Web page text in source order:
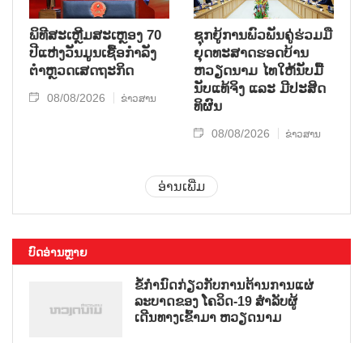
ພິທີສະເຫຼີມສະເຫຼອງ 70
ປີແຫ່ງວັນມູນເຊື້ອກຳລັງ
ຕຳຫຼວດເສດຖະກິດ
08/08/2026 ຂ່າວສານ
ຊຸກ​ຍູ້​ການ​ພົວ​ພັນ​ຄູ່​ຮ່ວມ​ມື​
ຍຸດ​ທະ​ສາດ​ຮອດ​ບ້ານ
ຫວຽດ​ນາມ ໄທ​ໃຫ້​ນັບ​ມື້​
ນັບ​ແທ້​ຈິງ ແລະ ມີ​ປະ​ສິດ​
ທິ​ຜົນ
08/08/2026 ຂ່າວສານ
ອ່ານເພີ່ມ
ບົດອ່ານຫຼາຍ
ຂໍ້ກຳນົດກ່ຽວກັບການຕ້ານການແຜ່
ລະບາດຂອງ ໂຄວິດ-19 ສຳລັບຜູ້
ເດີນທາງເຂົ້າມາ ຫວຽດນາມ